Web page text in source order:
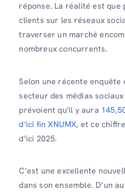
réponse. La réalité est que
clients sur les réseaux
traverser un marché
nombreux concurrents.
Selon une récente enquête
secteur des médias
prévoient qu'il y aura
d’ici fin XNUMX, et ce
d’ici 2025.
C’est une excellente
dans son ensemble. D’un